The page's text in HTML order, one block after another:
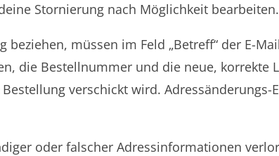
Stornierung nach Möglichkeit bearbeiten.
müssen im Feld „Betreff“ der E-
die Bestellnummer und die neue, korrekte
verschickt wird.
oder falscher Adressinformationen